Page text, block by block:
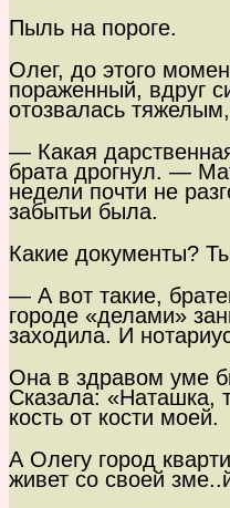
Пыль на пороге.
Олег, до этого
пораженный, вдруг
отозвалась
— Какая
брата дрогнул. —
недели почти не
забытьи была.
Какие документы?
— А вот такие,
городе «делами»
заходила. И
Она в здравом уме
Сказала: «Наташка,
кость от кости моей.
А Олегу город
живет со своей